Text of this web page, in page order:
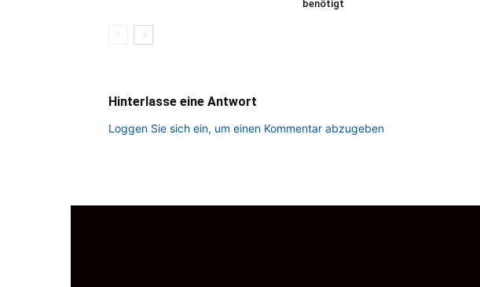
benötigt
Hinterlasse eine Antwort
Loggen Sie sich ein, um einen Kommentar abzugeben